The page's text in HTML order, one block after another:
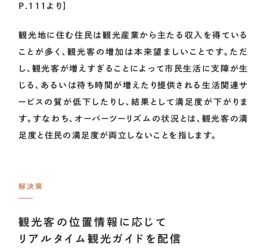
P.111より］
観光地に住む住民は観光産業から主たる収入を得ている
ことが多く、観光客の増加は本来望ましいことです。ただ
し、観光客が増えすぎることによって市民生活に支障が生
じる、あるいは待ち時間が増えたり提供される生活関連サ
ービスの質が低下したりし、結果として満足度が下がりま
す。すなわち、オーバーツーリズムの状況とは、観光客の満
足度と住民の満足度が両立しないことを指します。
解決策
観光客の位置情報に応じて
リアルタイム観光ガイドを配信